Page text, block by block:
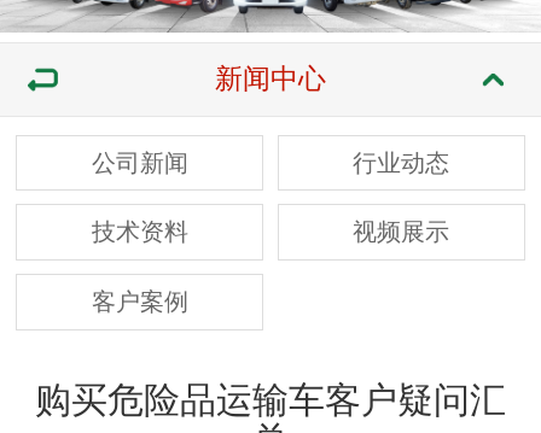
新闻中心
公司新闻 行业动态
技术资料 视频展示
客户案例
购买危险品运输车客户疑问汇